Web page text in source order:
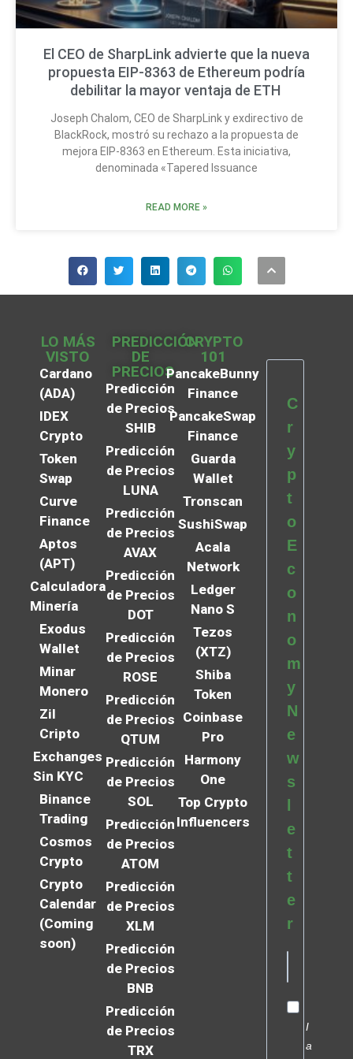
El CEO de SharpLink advierte que la nueva
propuesta EIP-8363 de Ethereum podría
debilitar la mayor ventaja de ETH
Joseph Chalom, CEO de SharpLink y exdirectivo de
BlackRock, mostró su rechazo a la propuesta de
mejora EIP-8363 en Ethereum. Esta iniciativa,
denominada «Tapered Issuance
READ MORE »
LO MÁS
VISTO
Cardano
(ADA)
IDEX
Crypto
Token
Swap
Curve
Finance
Aptos
(APT)
Calculadora
Minería
Exodus
Wallet
Minar
Monero
Zil
Cripto
Exchanges
Sin KYC
Binance
Trading
Cosmos
Crypto
Crypto
Calendar
(Coming
soon)
PREDICCIÓN
DE
PRECIOS
Predicción
de Precios
SHIB
Predicción
de Precios
LUNA
Predicción
de Precios
AVAX
Predicción
de Precios
DOT
Predicción
de Precios
ROSE
Predicción
de Precios
QTUM
Predicción
de Precios
SOL
Predicción
de Precios
ATOM
Predicción
de Precios
XLM
Predicción
de Precios
BNB
Predicción
de Precios
TRX
CRYPTO
101
PancakeBunny
Finance
PancakeSwap
Finance
Guarda
Wallet
Tronscan
SushiSwap
Acala
Network
Ledger
Nano S
Tezos
(XTZ)
Shiba
Token
Coinbase
Pro
Harmony
One
Top Crypto
Influencers
C
r
y
p
t
o
E
c
o
n
o
m
y
N
e
w
s
e
t
t
e
r
I
a